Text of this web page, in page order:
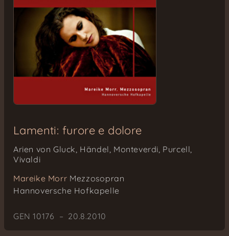
Lamenti: furore e dolore
Arien von Gluck, Händel, Monteverdi, Purcell,
Vivaldi
Mareike Morr Mezzosopran
Hannoversche Hofkapelle
GEN 10176 – 20.8.2010